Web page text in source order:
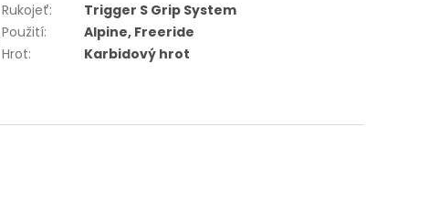
Rukojeť:
Trigger S Grip System
Použití:
Alpine, Freeride
Hrot: Karbidový hrot